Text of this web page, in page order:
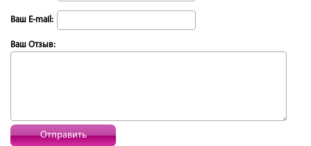
Ваш E-mail:
Ваш Отзыв:
Отправить